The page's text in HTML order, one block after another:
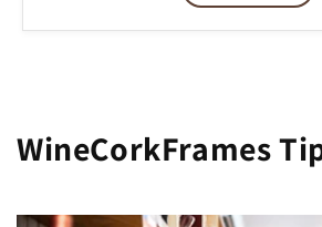
WineCorkFrames